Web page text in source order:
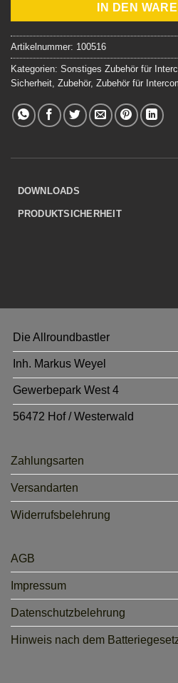
IN DEN
Artikelnummer: 100516
Kategorien: Sonstiges Zubehör für
Sicherheit, Zubehör, Zubehör für
DOWNLOADS
PRODUKTSICHERHEIT
Die Allroundbastler
Inh. Markus Weyel
Gewerbepark West 4
56472 Hof / Westerwald
Zahlungsarten
Versandarten
Widerrufsbelehrung
AGB
Impressum
Datenschutzbelehrung
Hinweis nach dem